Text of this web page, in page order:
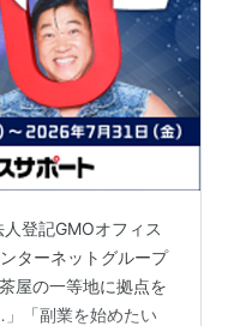
登記GMOオフィス
ターネットグループ
屋の一等地に拠点を
「副業を始めたい